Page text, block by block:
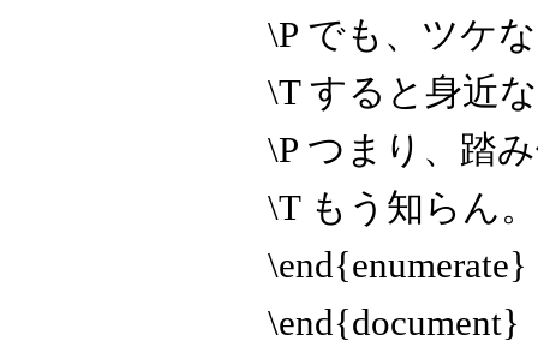
\P でも、ツケ
\T すると身近
\P つまり、踏
\T もう知らん
\end{enumerate}
\end{document}